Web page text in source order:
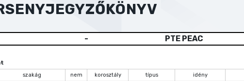
- PTE PEAC
szakág nem korosztály típus idény